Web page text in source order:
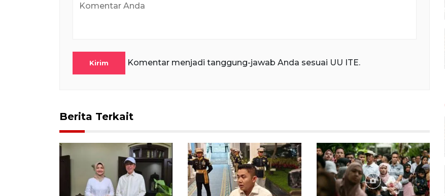
Kirim Komentar menjadi tanggung-jawab Anda sesuai UU ITE.
Berita Terkait